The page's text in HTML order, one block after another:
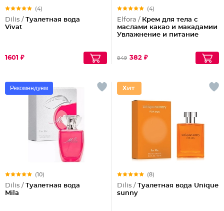
(4)
Dilis / Туалетная вода
Vivat
1601 ₽
(4)
Elfora / Крем для тела с
маслами какао и макадамии
Увлажнение и питание
849 382 ₽
Рекомендуем
(10)
Dilis / Туалетная вода
Mila
(8)
Dilis / Туалетная вода Unique
sunny